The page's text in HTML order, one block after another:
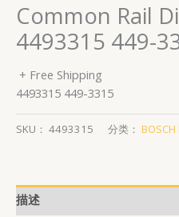
Common Rail
4493315 449-
+ Free Shipping
4493315 449-3315
SKU： 4493315 分类：
描述